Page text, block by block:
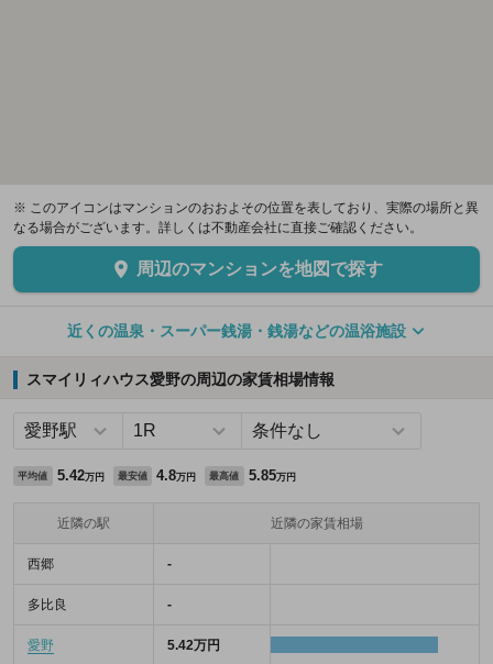
※ このアイコンはマンションのおおよその位置を表しており、実際の場所と異
なる場合がございます。詳しくは不動産会社に直接ご確認ください。
周辺のマンションを地図で探す
近くの温泉・スーパー銭湯・銭湯などの温浴施設
スマイリィハウス愛野の周辺の家賃相場情報
平均値 5.42万円 最安値 4.8万円 最高値 5.85万円
近隣の駅 近隣の家賃相場
西郷 -
多比良 -
愛野 5.42万円